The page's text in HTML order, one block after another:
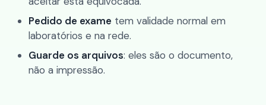
Pedido de exame tem validade normal em
laboratórios e na rede.
Guarde os arquivos: eles são o documento,
não a impressão.